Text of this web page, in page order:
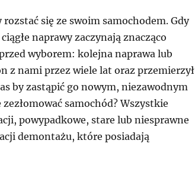
się ze swoim samochodem. Gdy
naprawy zaczynają znacząco
wyborem: kolejna naprawa lub
z nami przez wiele lat oraz przemierzył
by zastąpić go nowym, niezawodnym
samochód? Wszystkie
powypadkowe, stare lub niesprawne
demontażu, które posiadają